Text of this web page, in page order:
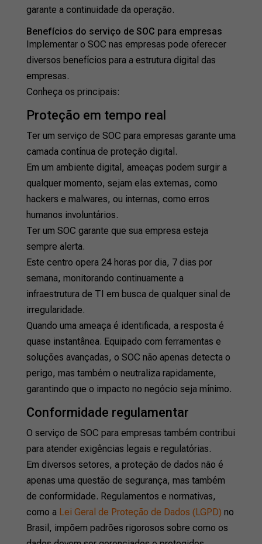
garante a continuidade da operação.
Benefícios do serviço de SOC para empresas
Implementar o SOC nas empresas pode oferecer
diversos benefícios para a estrutura digital das
empresas.
Conheça os principais:
Proteção em tempo real
Ter um serviço de SOC para empresas garante uma
camada contínua de proteção digital.
Em um ambiente digital, ameaças podem surgir a
qualquer momento, sejam elas externas, como
hackers e malwares, ou internas, como erros
humanos involuntários.
Ter um SOC garante que sua empresa esteja
sempre alerta.
Este centro opera 24 horas por dia, 7 dias por
semana, monitorando continuamente a
infraestrutura de TI em busca de qualquer sinal de
irregularidade.
Quando uma ameaça é identificada, a resposta é
quase instantânea. Equipado com ferramentas e
soluções avançadas, o SOC não apenas detecta o
perigo, mas também o neutraliza rapidamente,
garantindo que o impacto no negócio seja mínimo.
Conformidade regulamentar
O serviço de SOC para empresas também contribui
para atender exigências legais e regulatórias.
Em diversos setores, a proteção de dados não é
apenas uma questão de segurança, mas também
de conformidade. Regulamentos e normativas,
como a Lei Geral de Proteção de Dados (LGPD) no
Brasil, impõem padrões rigorosos sobre como os